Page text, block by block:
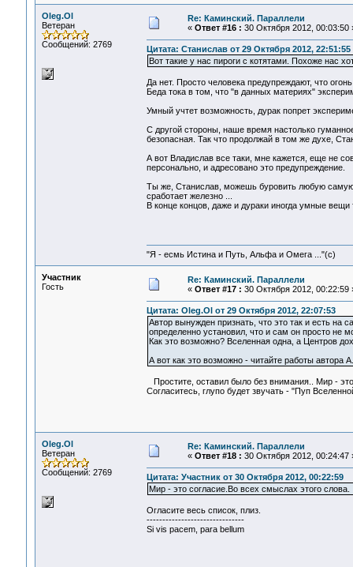
Oleg.Ol
Ветеран
Сообщений: 2769
Re: Каминский. Параллели
« Ответ #16 : 30 Октября 2012, 00:03:50
Цитата: Станислав от 29 Октября 2012, 22:51:55
Вот такие у нас пироги с котятами. Похоже нас
Да нет. Просто человека предупреждают, что
Беда тока в том, что "в данных материях"
Умный учтет возможность, дурак попрет
С другой стороны, наше время настолько
безопасная. Так что продолжай в том же духе,
А вот Владислав все таки, мне кажется, еще не
персонально, и адресовано это предупреждение.
Ты же, Станислав, можешь буровить любую самую
сработает железно ...
В конце концов, даже и дураки иногда умные вещи
"Я - есмь Истина и Путь, Альфа и Омега ..."(с)
Участник
Гость
Re: Каминский. Параллели
« Ответ #17 : 30 Октября 2012, 00:22:59
Цитата: Oleg.Ol от 29 Октября 2012, 22:07:53
Автор вынужден признать, что это так и есть
определенно установил, что и сам он просто не
Как это возможно? Вселенная одна, а Центров
А вот как это возможно - читайте работы автора
Простите, оставил было без внимания.. Мир -
Согласитесь, глупо будет звучать - "Пуп
Oleg.Ol
Ветеран
Сообщений: 2769
Re: Каминский. Параллели
« Ответ #18 : 30 Октября 2012, 00:24:47
Цитата: Участник от 30 Октября 2012, 00:22:59
Мир - это согласие.Во всех смыслах этого слова.
Огласите весь список, плиз.
-------------------------------
Si vis pacem, para bellum